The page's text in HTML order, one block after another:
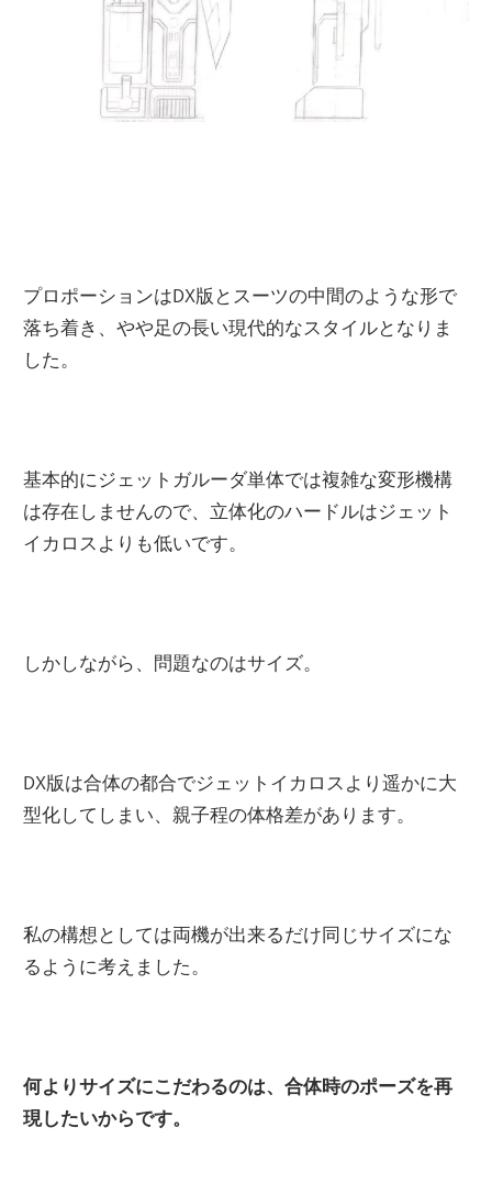
プロポーションはDX版とスーツの中間のような形で
落ち着き、やや足の長い現代的なスタイルとなりま
した。
基本的にジェットガルーダ単体では複雑な変形機構
は存在しませんので、立体化のハードルはジェット
イカロスよりも低いです。
しかしながら、問題なのはサイズ。
DX版は合体の都合でジェットイカロスより遥かに大
型化してしまい、親子程の体格差があります。
私の構想としては両機が出来るだけ同じサイズにな
るように考えました。
何よりサイズにこだわるのは、合体時のポーズを再
現したいからです。